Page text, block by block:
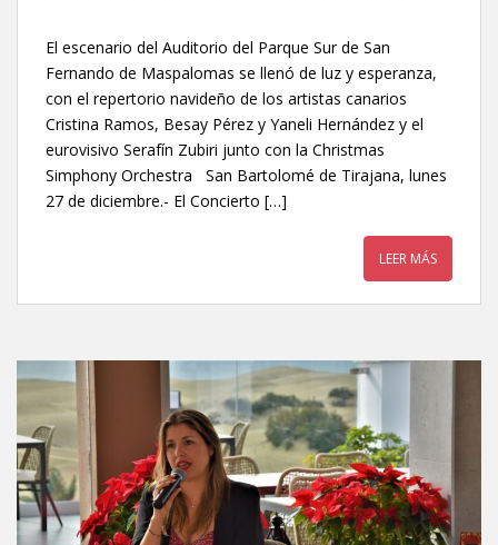
El escenario del Auditorio del Parque Sur de San
Fernando de Maspalomas se llenó de luz y esperanza,
con el repertorio navideño de los artistas canarios
Cristina Ramos, Besay Pérez y Yaneli Hernández y el
eurovisivo Serafín Zubiri junto con la Christmas
Simphony Orchestra San Bartolomé de Tirajana, lunes
27 de diciembre.- El Concierto […]
LEER MÁS